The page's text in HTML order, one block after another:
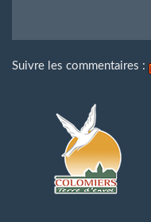
Suivre les commentaires :